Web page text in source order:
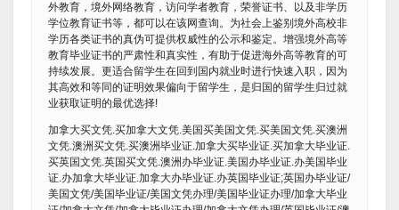
外教育，境外网络教育，访问学者教育，荣誉证书、以及非学历
学位教育证书等，都可以在该网查询。为社会上鉴别境外高校非
学历各类证书的真伪可提供权威性的公示和鉴定。增强境外高等
教育毕业证书的严肃性和真实性，有助于促进海外高等教育的可
持续发展。更适合留学生在回到国内就业时进行快速入职，因为
其高效和等同的证明效果偏向于留学生，是归国的留学生归过就
业获取证明的最优选择!
加拿大买文凭.买加拿大文凭.美国买美国文凭.买美国文凭.买澳洲
文凭.澳洲买文凭.买澳洲毕业证.加拿大买毕业证.买加拿大毕业证.
买英国文凭.英国买文凭.澳洲办毕业证.美国办毕业证.办美国毕业
证.办加拿大毕业证.加拿大办毕业证.办英国毕业证;英国办毕业证/
美国文凭/美国毕业证/美国文凭办理/美国毕业证办理/加拿大毕业